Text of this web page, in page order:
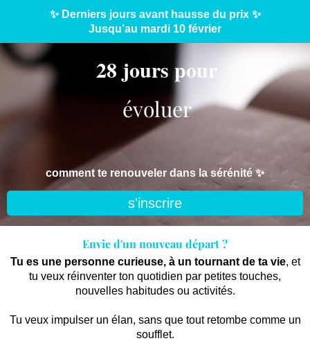
✨ Derniers jours avant hausse du prix ✨
Jusqu’au mardi 10 février
28 jours pour
évoluer
comment te renouveler dans la sérénité ✨
s'inscrire
Envie d'un nouveau départ ?
Tu es une personne curieuse, à un tournant de ta vie, et
tu veux réinventer ton quotidien par petites touches,
nouvelles habitudes ou activités.
Tu veux impulser un élan, sans que tout retombe comme un
soufflet.